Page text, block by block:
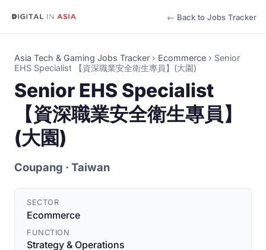
← Back to Jobs Tracker
Asia Tech & Gaming Jobs Tracker › Ecommerce › Senior
EHS Specialist 【資深職業安全衛生專員】(大園)
Senior EHS Specialist
【資深職業安全衛生專員】
(大園)
Coupang · Taiwan
SECTOR
Ecommerce
FUNCTION
Strategy & Operations